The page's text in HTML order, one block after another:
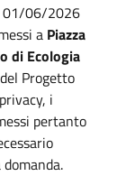
01/06/2026
a Piazza
di Ecologia
Progetto
i
pertanto